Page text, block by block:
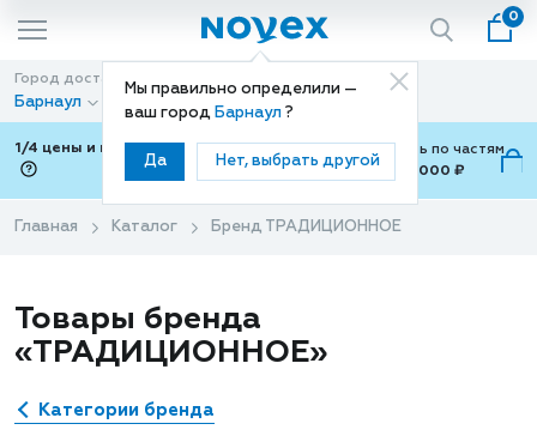
Мы правильно определили —
ваш город Барнаул ?
Да Нет, выбрать другой
0
Город доставки
Барнаул
Способ доставки
Доставка
1/4 цены и покупки ваши с Подели
Можно оплатить по частям
от 700 ₽ до 15,000 ₽
Главная Каталог Бренд ТРАДИЦИОННОЕ
Товары бренда
«ТРАДИЦИОННОЕ»
Категории бренда